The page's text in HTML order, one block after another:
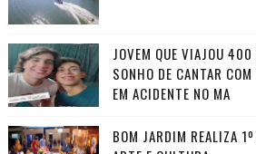
JOVEM QUE VIAJOU 400
SONHO DE CANTAR
EM ACIDENTE NO MA
BOM JARDIM REALIZA